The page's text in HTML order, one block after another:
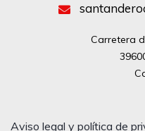
Carretera
Aviso legal y política de